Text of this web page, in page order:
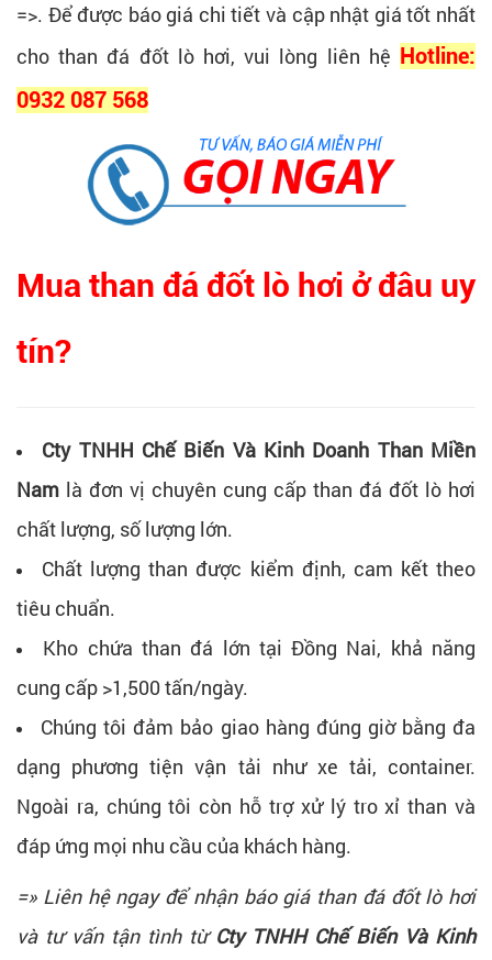
=>. Để được báo giá chi tiết và cập nhật giá tốt nhất
cho than đá đốt lò hơi, vui lòng liên hệ Hotline:
0932 087 568
Mua than đá đốt lò hơi ở đâu uy
tín?
Cty TNHH Chế Biến Và Kinh Doanh Than Miền
Nam là đơn vị chuyên cung cấp than đá đốt lò hơi
chất lượng, số lượng lớn.
Chất lượng than được kiểm định, cam kết theo
tiêu chuẩn.
Kho chứa than đá lớn tại Đồng Nai, khả năng
cung cấp >1,500 tấn/ngày.
Chúng tôi đảm bảo giao hàng đúng giờ bằng đa
dạng phương tiện vận tải như xe tải, container.
Ngoài ra, chúng tôi còn hỗ trợ xử lý tro xỉ than và
đáp ứng mọi nhu cầu của khách hàng.
=» Liên hệ ngay để nhận báo giá than đá đốt lò hơi
và tư vấn tận tình từ Cty TNHH Chế Biến Và Kinh